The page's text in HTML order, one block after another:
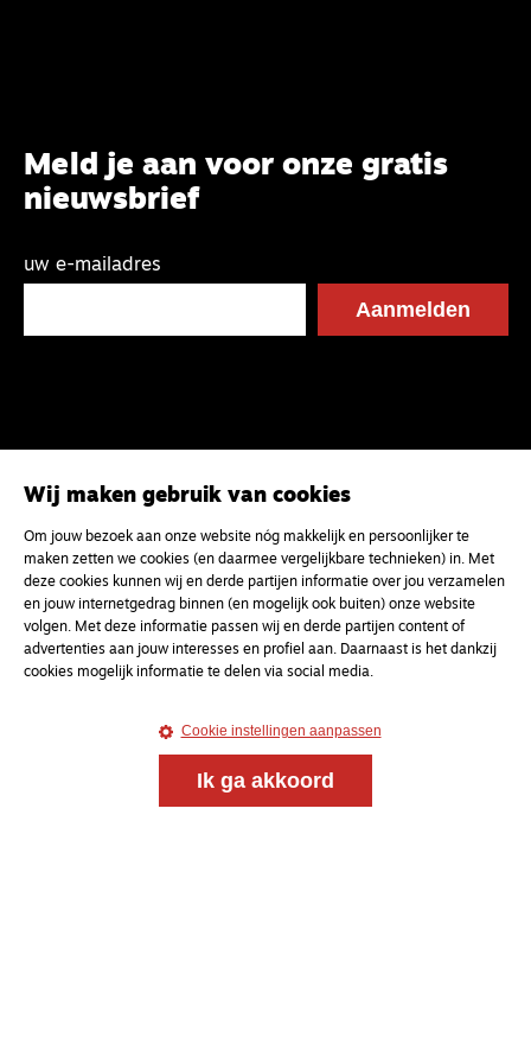
Meld je aan voor onze gratis
nieuwsbrief
uw e-mailadres
Wij maken gebruik van cookies
Om jouw bezoek aan onze website nóg makkelijk en persoonlijker te
maken zetten we cookies (en daarmee vergelijkbare technieken) in. Met
deze cookies kunnen wij en derde partijen informatie over jou verzamelen
en jouw internetgedrag binnen (en mogelijk ook buiten) onze website
volgen. Met deze informatie passen wij en derde partijen content of
advertenties aan jouw interesses en profiel aan. Daarnaast is het dankzij
cookies mogelijk informatie te delen via social media.
Cookie instellingen aanpassen
Ik ga akkoord